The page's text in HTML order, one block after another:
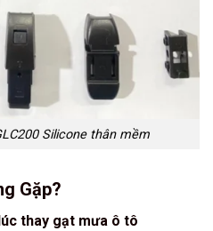
Silicone thân mềm
Gặp?
thay gạt mưa ô tô